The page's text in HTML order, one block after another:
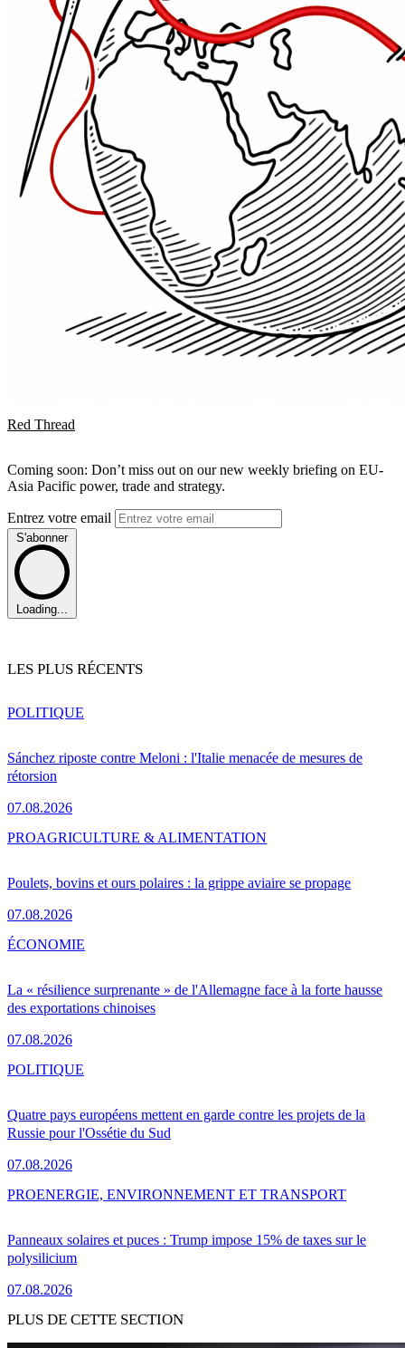
Red Thread
Coming soon: Don’t miss out on our new weekly briefing on EU-
Asia Pacific power, trade and strategy.
Entrez votre email
S'abonner
Loading...
LES PLUS RÉCENTS
Sánchez riposte contre Meloni : l'Italie menacée de mesures de
rétorsion
07.08.2026
POLITIQUE
Poulets, bovins et ours polaires : la grippe aviaire se propage
07.08.2026
PROAGRICULTURE & ALIMENTATION
La « résilience surprenante » de l'Allemagne face à la forte hausse
des exportations chinoises
07.08.2026
ÉCONOMIE
Quatre pays européens mettent en garde contre les projets de la
Russie pour l'Ossétie du Sud
07.08.2026
POLITIQUE
Panneaux solaires et puces : Trump impose 15% de taxes sur le
polysilicium
07.08.2026
PROENERGIE, ENVIRONNEMENT ET TRANSPORT
PLUS DE CETTE SECTION